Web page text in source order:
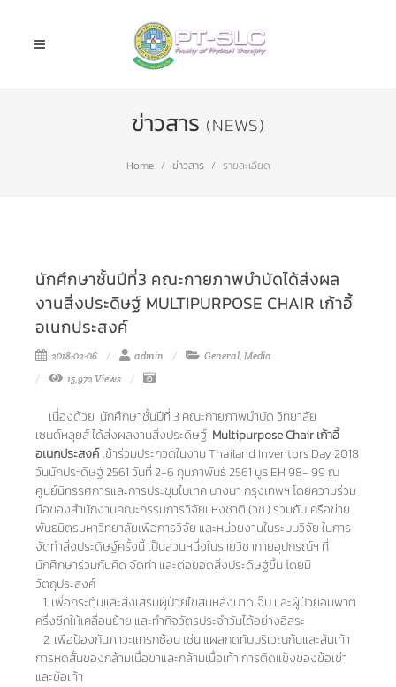
ข่าวสาร (NEWS)
Home ข่าวสาร รายละเอียด
นักศึกษาชั้นปีที่3 คณะกายภาพบำบัดได้ส่งผล
งานสิ่งประดิษฐ์ MULTIPURPOSE CHAIR เก้าอี้
อเนกประสงค์
2018-02-06 admin General, Media
15,972 Views
เนื่องด้วย นักศึกษาชั้นปีที่ 3 คณะกายภาพบำบัด วิทยาลัย
เซนต์หลุยส์ ได้ส่งผลงานสิ่งประดิษฐ์ Multipurpose Chair เก้าอี้
อเนกประสงค์เข้าร่วมประกวดในงาน Thailand Inventors Day 2018
วันนักประดิษฐ์ 2561 วันที่ 2-6 กุมภาพันธ์ 2561 บูธ EH 98- 99 ณ
ศูนย์นิทรรศการและการประชุมไบเทค บางนา กรุงเทพฯ โดยความร่วม
มือของสำนักงานคณะกรรมการวิจัยแห่งชาติ (วช.) ร่วมกับเครือข่าย
พันธมิตรมหาวิทยาลัยเพื่อการวิจัย และหน่วยงานในระบบวิจัย ในการ
จัดทำสิ่งประดิษฐ์ครั้งนี้เป็นส่วนหนึ่งในรายวิชากายอุปกรณ์ฯ ที่
นักศึกษาร่วมกันคิด จัดทำ และต่อยอดสิ่งประดิษฐ์ขึ้น โดยมี
วัตถุประสงค์
1. เพื่อกระตุ้นและส่งเสริมผู้ป่วยไขสันหลังบาดเจ็บ และผู้ป่วยอัมพาต
ครึ่งซีกให้เคลื่อนย้าย และทำกิจวัตรประจำวันได้อย่างอิสระ
2. เพื่อป้องกันภาวะแทรกซ้อน เช่น แผลกดทับบริเวณก้นและส้นเท้า
การหดสั้นของกล้ามเนื้อขาและกล้ามเนื้อเท้า การติดแข็งของข้อเข่า
และข้อเท้า